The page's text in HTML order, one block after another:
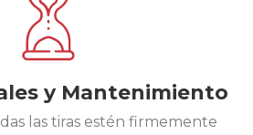
y Mantenimiento
las tiras estén firmemente